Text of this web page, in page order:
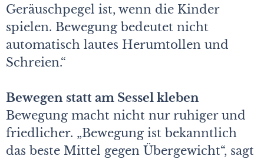
Geräuschpegel ist, wenn die Kinder
spielen. Bewegung bedeutet nicht
automatisch lautes Herumtollen und
Schreien.“
Bewegen statt am Sessel kleben
Bewegung macht nicht nur ruhiger und
friedlicher. „Bewegung ist bekanntlich
das beste Mittel gegen Übergewicht“, sagt